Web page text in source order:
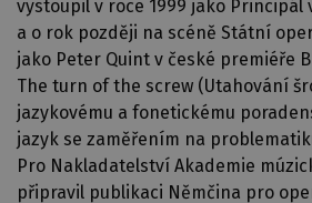
vystoupil v roce 1999 jako Principál
a o rok později na scéně Státní
jako Peter Quint v české premiéře
The turn of the screw (Utahování
jazykovému a fonetickému
jazyk se zaměřením na
Pro Nakladatelství Akademie
připravil publikaci Němčina pro